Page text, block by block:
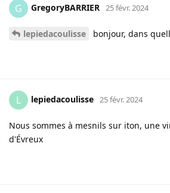
G GregoryBARRIER 25 févr. 2024
lepiedacoulisse bonjour, dans
L lepiedacoulisse 25 févr. 2024
Nous sommes à mesnils sur iton, une
d'Évreux